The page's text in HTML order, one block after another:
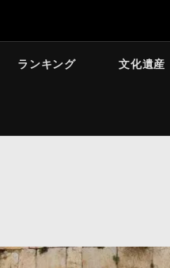
ランキング 文化遺産